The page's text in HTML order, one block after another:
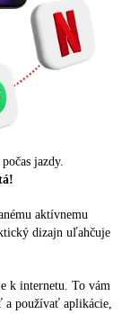
počas jazdy.
aktívnemu
dizajn uľahčuje
k internetu. To vám
a používať aplikácie,